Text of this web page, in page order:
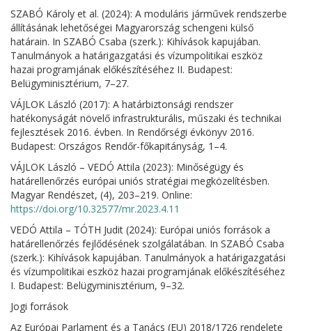
SZABÓ Károly et al. (2024): A moduláris járművek rendszerbe
állításának lehetőségei Magyarország schengeni külső
határain. In SZABÓ Csaba (szerk.): Kihívások kapujában.
Tanulmányok a határigazgatási és vízumpolitikai eszköz
hazai programjának előkészítéséhez II. Budapest:
Belügyminisztérium, 7–27.
VÁJLOK László (2017): A határbiztonsági rendszer
hatékonyságát növelő infrastrukturális, műszaki és technikai
fejlesztések 2016. évben. In Rendőrségi évkönyv 2016.
Budapest: Országos Rendőr-főkapitányság, 1–4.
VÁJLOK László – VEDÓ Attila (2023): Minőségügy és
határellenőrzés európai uniós stratégiai megközelítésben.
Magyar Rendészet, (4), 203–219. Online:
https://doi.org/10.32577/mr.2023.4.11
VEDÓ Attila – TÓTH Judit (2024): Európai uniós források a
határellenőrzés fejlődésének szolgálatában. In SZABÓ Csaba
(szerk.): Kihívások kapujában. Tanulmányok a határigazgatási
és vízumpolitikai eszköz hazai programjának előkészítéséhez
I. Budapest: Belügyminisztérium, 9–32.
Jogi források
Az Európai Parlament és a Tanács (EU) 2018/1726 rendelete